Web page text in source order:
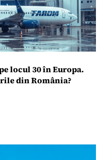
locul 30 în Europa.
din România?